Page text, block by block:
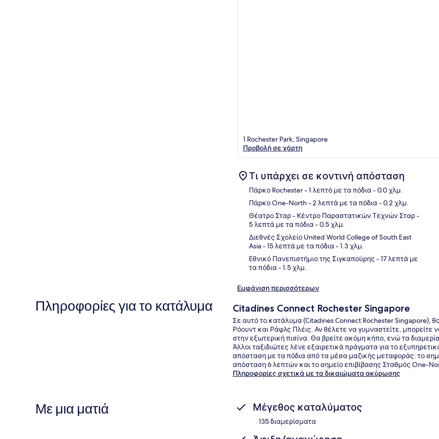
1 Rochester Park, Singapore
Προβολή σε χάρτη
Τι υπάρχει σε κοντινή απόσταση
Πάρκο Rochester- 1 λεπτό με τα πόδια - 0.0 χλμ.
Πάρκο One-North- 2 λεπτά με τα πόδια - 0.2 χλμ.
Θέατρο Σταρ - Κέντρο Παραστατικών Τεχνών Σταρ-
5 λεπτά με τα πόδια - 0.5 χλμ.
Διεθνές Σχολείο United World College of South East
Asia- 15 λεπτά με τα πόδια - 1.3 χλμ.
Εθνικό Πανεπιστήμιο της Σιγκαπούρης - 17 λεπτά με
τα πόδια - 1.5 χλμ.
Εμφάνιση περισσότερων
Πληροφορίες για το κατάλυμα Citadines Connect Rochester Singapore
Σε αυτό το κατάλυμα (Citadines Connect Rochester Singapore),
Ρόουντ και Ράφλς Πλέις. Αν θέλετε να γυμναστείτε, μπορείτε
στην εξωτερική πισίνα. Θα βρείτε ακόμη κήπο, ενώ τα
Άλλοι ταξιδιώτες λένε εξαιρετικά πράγματα για το
απόσταση με τα πόδια από τα μέσα μαζικής μεταφοράς: το
απόσταση 6 λεπτών και το σημείο επιβίβασης Σταθμός One-
Πληροφορίες σχετικά με τα δικαιώματα ακύρωσης
Με μια ματιά Μέγεθος καταλύματος
135 διαμερίσματα